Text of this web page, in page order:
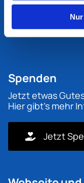
Dorsten
Unsere Kirche
Mach Kirche
Spenden
Jetzt etwas
Hier gibt's mehr
Jetzt